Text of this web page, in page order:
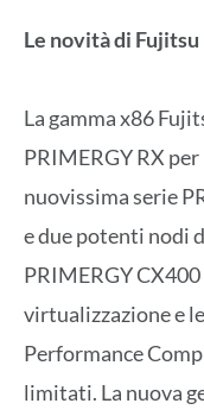
Le novità di
La gamma x86
PRIMERGY RX
nuovissima serie
e due potenti nodi
PRIMERGY
virtualizzazione e
Performance
limitati. La nuova